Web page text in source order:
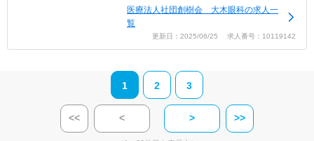
医療法人社団創樹会 大木眼科の求人一
覧
更新日：2025/06/25 求人番号：10119142
1 2 3
<< < > >>